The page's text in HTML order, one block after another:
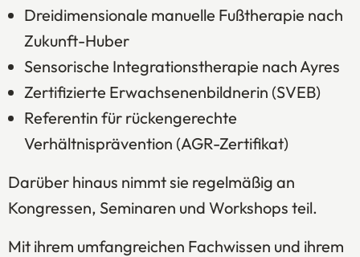
Dreidimensionale manuelle Fußtherapie nach
Zukunft-Huber
Sensorische Integrationstherapie nach Ayres
Zertifizierte Erwachsenenbildnerin (SVEB)
Referentin für rückengerechte
Verhältnisprävention (AGR-Zertifikat)
Darüber hinaus nimmt sie regelmäßig an
Kongressen, Seminaren und Workshops teil.
Mit ihrem umfangreichen Fachwissen und ihrem